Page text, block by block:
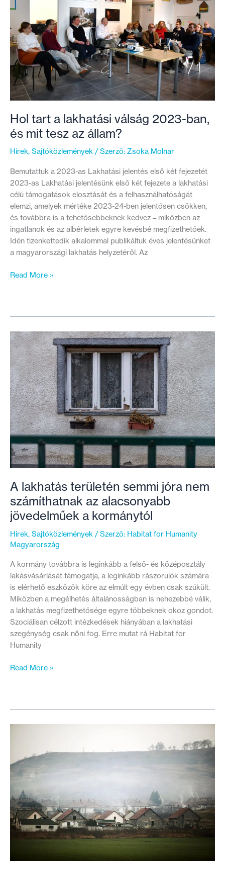
remény
egy
igazságosabb
rendszerre?
Hol tart a lakhatási válság 2023-ban,
és mit tesz az állam?
Hírek, Sajtóközlemények / Szerző: Zsoka Molnar
Bemutattuk a 2023-as Lakhatási jelentés első két fejezetét
2023-as Lakhatási jelentésünk első két fejezete a lakhatási
célú támogatások elosztását és a felhasználhatóságát
elemzi, amelyek mértéke 2023-24-ben jelentősen csökken,
és továbbra is a tehetősebbeknek kedvez – miközben az
ingatlanok és az albérletek egyre kevésbé megfizethetőek.
Idén tizenkettedik alkalommal publikáltuk éves jelentésünket
a magyarországi lakhatás helyzetéről. Az
Hol
2023-
ban,
és
mit
tesz
az
állam?
Read More »
A lakhatás területén semmi jóra nem
számíthatnak az alacsonyabb
jövedelműek a kormánytól
Hírek, Sajtóközlemények / Szerző: Habitat for Humanity
Magyarország
A kormány továbbra is leginkább a felső- és középosztály
lakásvásárlását támogatja, a leginkább rászorulók számára
is elérhető eszközök köre az elmúlt egy évben csak szűkült.
Miközben a megélhetés általánosságban is nehezebbé válik,
a lakhatás megfizethetősége egyre többeknek okoz gondot.
Szociálisan célzott intézkedések hiányában a lakhatási
szegénység csak nőni fog. Erre mutat rá Habitat for
Humanity
A
nem
alacsonyabb
jövedelműek
kormánytól
Read More »